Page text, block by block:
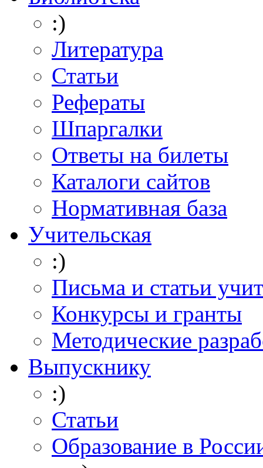
:)
Литература
Статьи
Рефераты
Шпаргалки
Ответы на билеты
Каталоги сайтов
Нормативная база
Учительская
:)
Письма и статьи
Конкурсы и гранты
Методические
Выпускнику
:)
Статьи
Образование в